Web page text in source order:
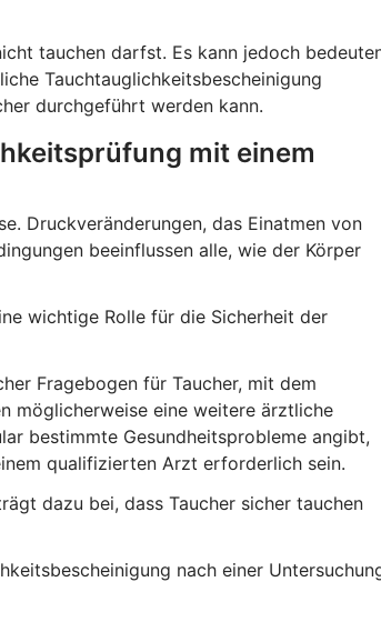
tauchen darfst. Es kann jedoch
Tauchtauglichkeitsbescheinigung
durchgeführt werden kann.
mit einem
Druckveränderungen, das Einatmen von
beeinflussen alle, wie der Körper
wichtige Rolle für die Sicherheit der
Fragebogen für Taucher, mit dem
möglicherweise eine weitere ärztliche
bestimmte Gesundheitsprobleme angibt,
qualifizierten Arzt erforderlich sein.
dazu bei, dass Taucher sicher tauchen
nach einer